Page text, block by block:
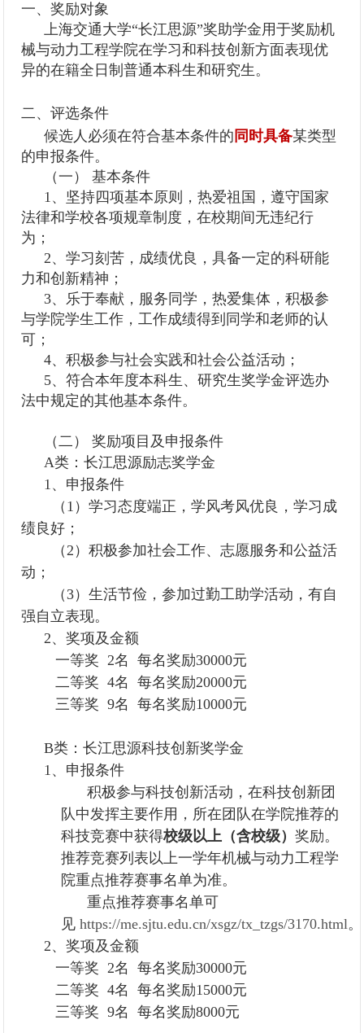
一、奖励对象
上海交通大学“长江思源”奖助学金用于奖励机
械与动力工程学院在学习和科技创新方面表现优
异的在籍全日制普通本科生和研究生。
二、评选条件
候选人必须在符合基本条件的 同时具备某类型
的申报条件。
（一） 基本条件
1、坚持四项基本原则，热爱祖国，遵守国家
法律和学校各项规章制度，在校期间无违纪行
为；
2、学习刻苦，成绩优良，具备一定的科研能
力和创新精神；
3、乐于奉献，服务同学，热爱集体，积极参
与学院学生工作，工作成绩得到同学和老师的认
可；
4、积极参与社会实践和社会公益活动；
5、符合本年度本科生、研究生奖学金评选办
法中规定的其他基本条件。
（二） 奖励项目及申报条件
A类：长江思源励志奖学金
1、申报条件
（1）学习态度端正，学风考风优良，学习成
绩良好；
（2）积极参加社会工作、志愿服务和公益活
动；
（3）生活节俭，参加过勤工助学活动，有自
强自立表现。
2、奖项及金额
一等奖 2名 每名奖励30000元
二等奖 4名 每名奖励20000元
三等奖 9名 每名奖励10000元
B类：长江思源科技创新奖学金
1、申报条件
积极参与科技创新活动，在科技创新团
队中发挥主要作用，所在团队在学院推荐的
科技竞赛中获得校级以上（含校级）奖励。
推荐竞赛列表以上一学年机械与动力工程学
院重点推荐赛事名单为准。
重点推荐赛事名单可
见https://me.sjtu.edu.cn/xsgz/tx_tzgs/3170.html。
2、奖项及金额
一等奖 2名 每名奖励30000元
二等奖 4名 每名奖励15000元
三等奖 9名 每名奖励8000元